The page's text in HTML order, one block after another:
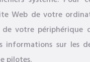
Web de votre
votre périphérique
informations sur les